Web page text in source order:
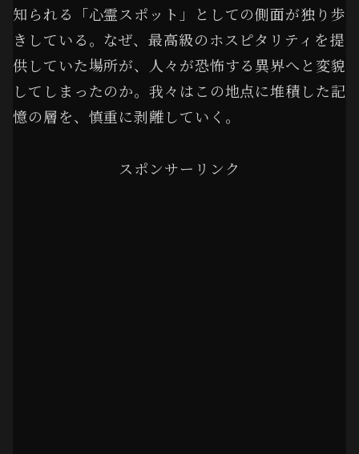
知られる「心霊スポット」としての側面が独り歩
きしている。なぜ、最高級のホスピタリティを提
供していた場所が、人々が恐怖する異界へと変貌
してしまったのか。我々はこの地点に堆積した記
憶の層を、慎重に剥離していく。
スポンサーリンク